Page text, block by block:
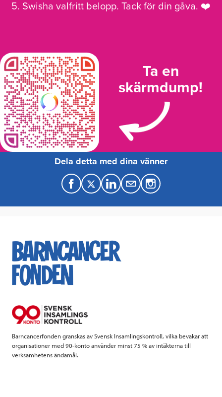
5. Swisha valfritt belopp. Tack för din gåva. ❤️
Ta en
skärmdump!
Dela detta med dina vänner
F
a
e
b
k
T
w
t
t
L
i
k
e
M
a
Barncancerfonden granskas av Svensk Insamlingskontroll, vilka bevakar att
organisationer med 90-konto använder minst 75 % av intäkterna till
verksamhetens ändamål.